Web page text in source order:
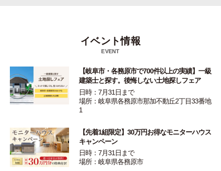
イベント情報
EVENT
【岐阜市・各務原市で700件以上の実績】一級
建築士と探す。後悔しない土地探しフェア
日時：7月31日まで
場所：岐阜県各務原市那加不動丘2丁目33番地
1
【先着1組限定】30万円お得なモニターハウス
キャンペーン
日時：7月31日まで
場所：岐阜県各務原市